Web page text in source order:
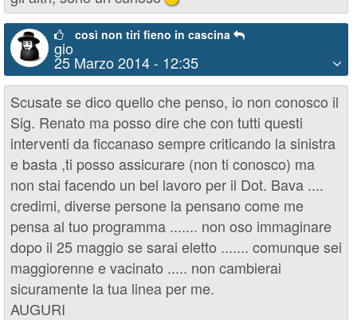
così non tiri fieno in cascina
gio
25 Marzo 2014 - 12:35
Scusate se dico quello che penso, io non conosco il
Sig. Renato ma posso dire che con tutti questi
interventi da ficcanaso sempre criticando la sinistra
e basta ,ti posso assicurare (non ti conosco) ma
non stai facendo un bel lavoro per il Dot. Bava ....
credimi, diverse persone la pensano come me
pensa al tuo programma ....... non oso immaginare
dopo il 25 maggio se sarai eletto ....... comunque sei
maggiorenne e vacinato ..... non cambierai
sicuramente la tua linea per me.
AUGURI